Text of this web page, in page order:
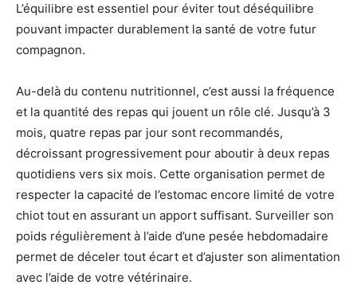
L’équilibre est essentiel pour éviter tout déséquilibre
pouvant impacter durablement la santé de votre futur
compagnon.
Au-delà du contenu nutritionnel, c’est aussi la fréquence
et la quantité des repas qui jouent un rôle clé. Jusqu’à 3
mois, quatre repas par jour sont recommandés,
décroissant progressivement pour aboutir à deux repas
quotidiens vers six mois. Cette organisation permet de
respecter la capacité de l’estomac encore limité de votre
chiot tout en assurant un apport suffisant. Surveiller son
poids régulièrement à l’aide d’une pesée hebdomadaire
permet de déceler tout écart et d’ajuster son alimentation
avec l’aide de votre vétérinaire.